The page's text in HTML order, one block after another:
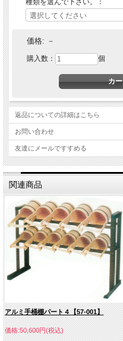
種類を選んで下さい。：
価格: －
購入数： 個
返品についての詳細はこちら
お問い合わせ
友達にメールですすめる
関連商品
アルミ手桶棚パート４【57-001】
価格:50,600円(税込)